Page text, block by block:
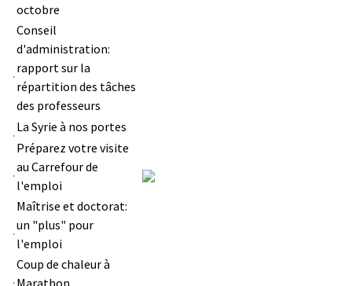
octobre
Conseil
d'administration:
rapport sur la
répartition des tâches
des professeurs
La Syrie à nos portes
Préparez votre visite
au Carrefour de
l'emploi
Maîtrise et doctorat:
un "plus" pour
l'emploi
Coup de chaleur à
Marathon